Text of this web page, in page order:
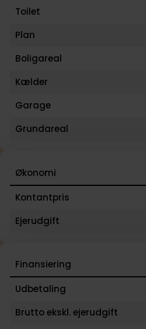
Toilet
Plan
Boligareal
Kælder
Garage
Grundareal
Økonomi
Kontantpris
Ejerudgift
Finansiering
Udbetaling
Brutto ekskl. ejerudgift